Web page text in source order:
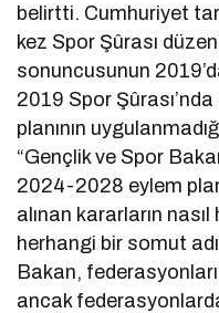
belirtti. Cumhuriyet
kez Spor Şûrası
sonuncusunun
2019 Spor
planının
“Gençlik ve Spor
2024-2028 eylem
alınan kararların
herhangi bir somut
Bakan,
ancak